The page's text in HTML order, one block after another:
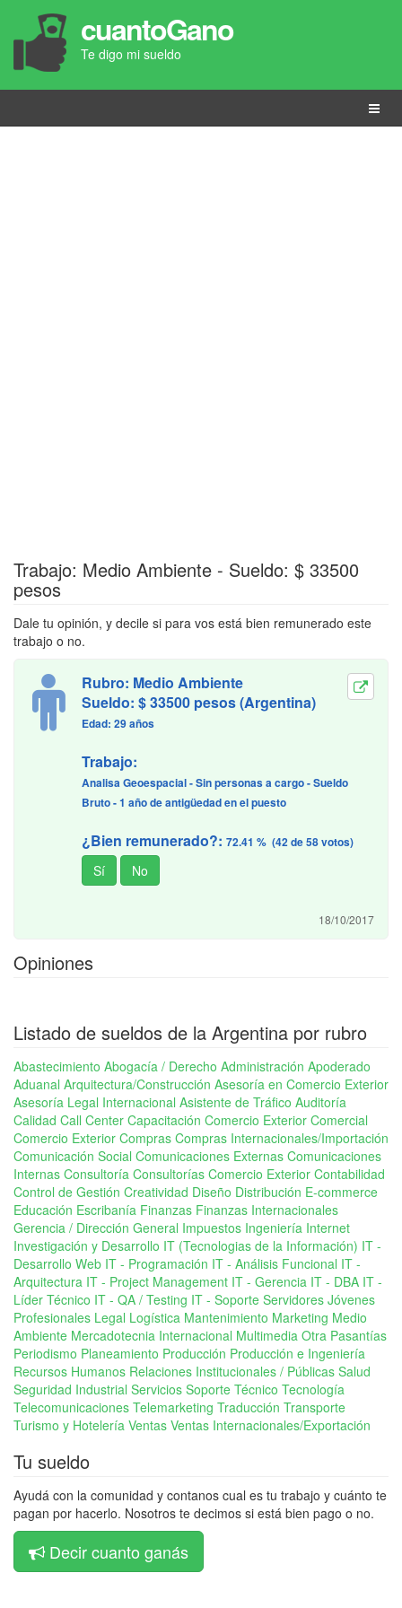
cuantoGano
Te digo mi sueldo
Menú
Trabajo: Medio Ambiente - Sueldo: $ 33500
pesos
Dale tu opinión, y decile si para vos está bien remunerado este
trabajo o no.
Rubro: Medio Ambiente
Sueldo: $ 33500 pesos (Argentina)
Edad: 29 años
Trabajo:
Analisa Geoespacial - Sin personas a cargo - Sueldo
Bruto - 1 año de antigüedad en el puesto
¿Bien remunerado?: 72.41 % (42 de 58 votos)
18/10/2017
Opiniones
Listado de sueldos de la Argentina por rubro
Abastecimiento Abogacía / Derecho Administración Apoderado
Aduanal Arquitectura/Construcción Asesoría en Comercio Exterior
Asesoría Legal Internacional Asistente de Tráfico Auditoría
Calidad Call Center Capacitación Comercio Exterior Comercial
Comercio Exterior Compras Compras Internacionales/Importación
Comunicación Social Comunicaciones Externas Comunicaciones
Internas Consultoría Consultorías Comercio Exterior Contabilidad
Control de Gestión Creatividad Diseño Distribución E-commerce
Educación Escribanía Finanzas Finanzas Internacionales
Gerencia / Dirección General Impuestos Ingeniería Internet
Investigación y Desarrollo IT (Tecnologias de la Información) IT -
Desarrollo Web IT - Programación IT - Análisis Funcional IT -
Arquitectura IT - Project Management IT - Gerencia IT - DBA IT -
Líder Técnico IT - QA / Testing IT - Soporte Servidores Jóvenes
Profesionales Legal Logística Mantenimiento Marketing Medio
Ambiente Mercadotecnia Internacional Multimedia Otra Pasantías
Periodismo Planeamiento Producción Producción e Ingeniería
Recursos Humanos Relaciones Institucionales / Públicas Salud
Seguridad Industrial Servicios Soporte Técnico Tecnología
Telecomunicaciones Telemarketing Traducción Transporte
Turismo y Hotelería Ventas Ventas Internacionales/Exportación
Tu sueldo
Ayudá con la comunidad y contanos cual es tu trabajo y cuánto te
pagan por hacerlo. Nosotros te decimos si está bien pago o no.
Decir cuanto ganás